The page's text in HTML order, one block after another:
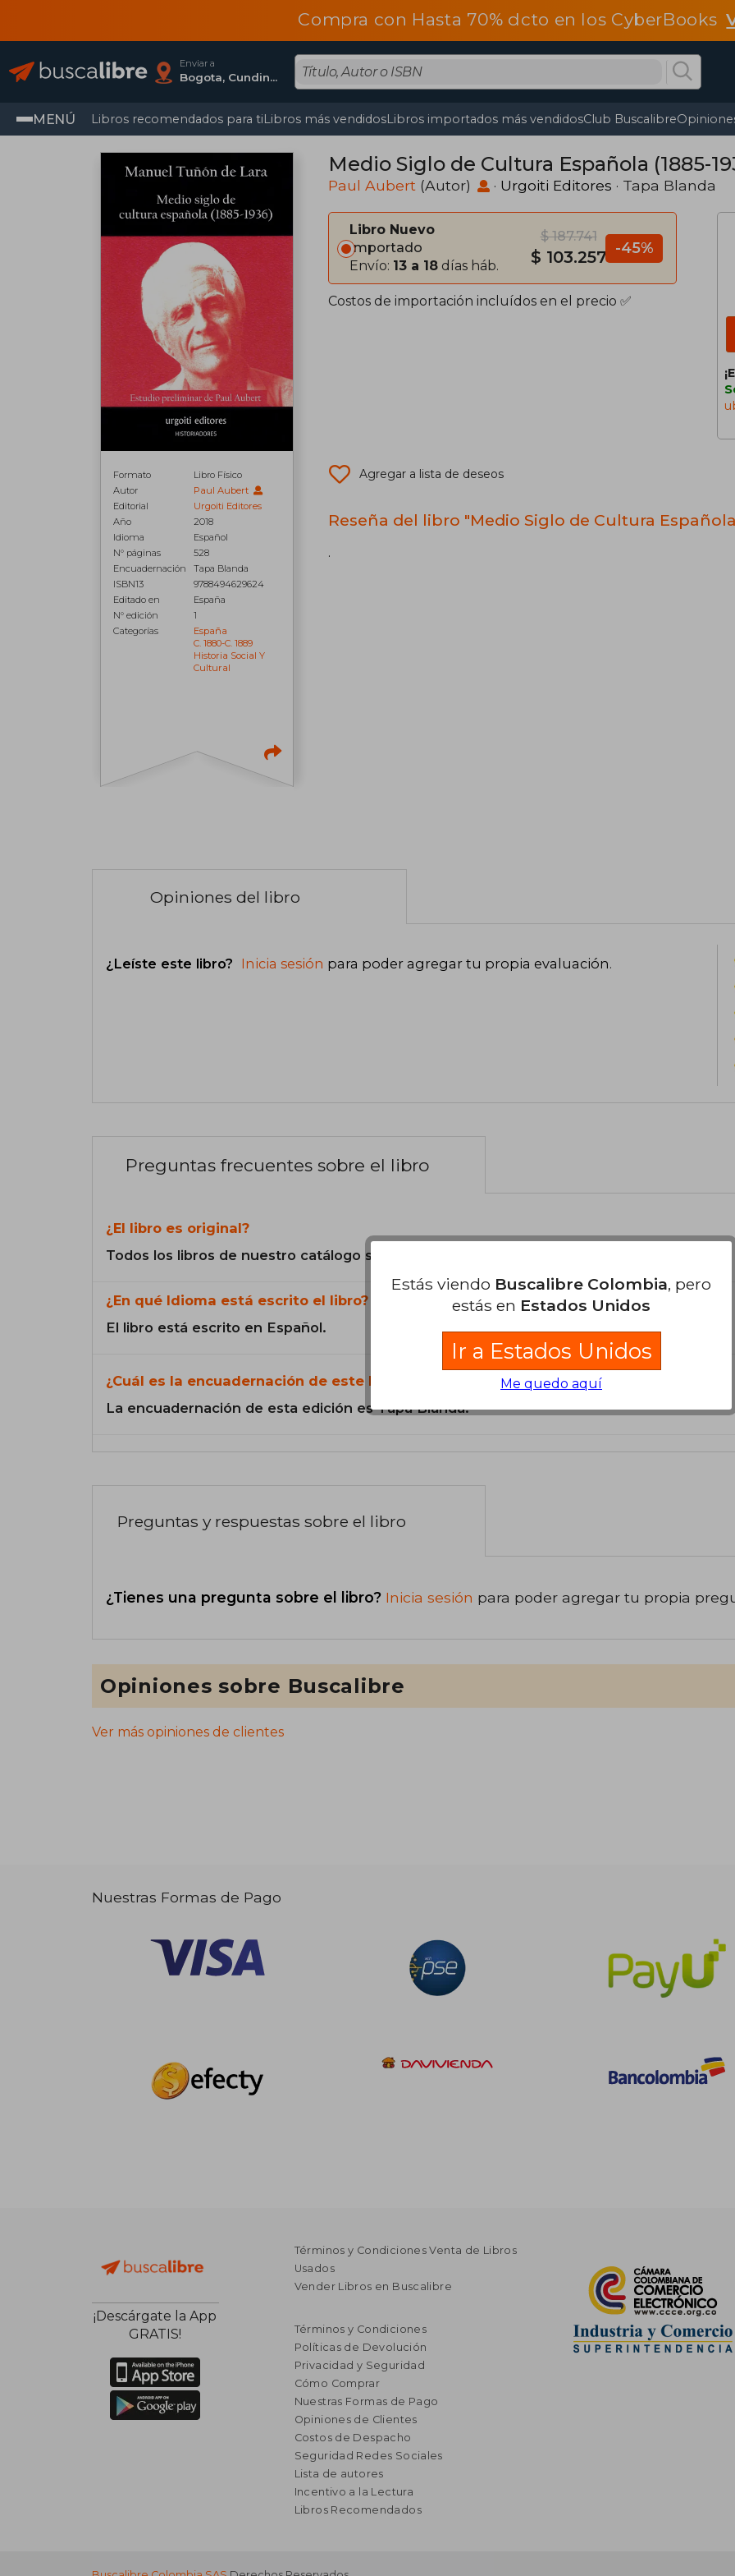
Compra con Hasta 70% dcto en los CyberBooks
Enviar a
Bogota, Cundinamarca
MENÚ Libros recomendados para tiLibros más vendidosLibros importados más vendidosClub Buscalibre
Formato
Libro Físico
Autor
Paul Aubert
Editorial
Urgoiti Editores
Año
2018
Idioma
Español
N° páginas
528
Encuadernación
Tapa Blanda
ISBN13
9788494629624
Editado en
España
N° edición
1
Categorías
España
C. 1880-C. 1889
Historia Social Y
Cultural
Medio Siglo de Cultura Española (1885-
Paul Aubert (Autor) · Urgoiti Editores · Tapa Blanda
Libro Nuevo
Importado
Envío: 13 a 18 días háb.
$ 187.741
$ 103.257 -45%
Costos de importación incluídos en el precio ✅
Agregar a lista de deseos
Reseña del libro "Medio Siglo de Cultura
.
Opiniones del libro
¿Leíste este libro? Inicia sesión para poder agregar tu propia evaluación.
Preguntas frecuentes sobre el libro
¿El libro es original?
Todos los libros de nuestro catálogo son Originales.
¿En qué Idioma está escrito el libro?
El libro está escrito en Español.
¿Cuál es la encuadernación de este libro?
La encuadernación de esta edición es Tapa Blanda.
Preguntas y respuestas sobre el libro
¿Tienes una pregunta sobre el libro? Inicia sesión para poder agregar tu propia
Opiniones sobre Buscalibre
Ver más opiniones de clientes
Nuestras Formas de Pago
¡Descárgate la App
GRATIS!
Términos y Condiciones Venta de Libros
Usados
Vender Libros en Buscalibre
Términos y Condiciones
Políticas de Devolución
Privacidad y Seguridad
Cómo Comprar
Nuestras Formas de Pago
Opiniones de Clientes
Costos de Despacho
Seguridad Redes Sociales
Lista de autores
Incentivo a la Lectura
Libros Recomendados
Estás viendo Buscalibre Colombia, pero
estás en Estados Unidos
Ir a Estados Unidos
Me quedo aquí